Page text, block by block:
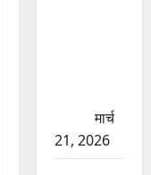
मार्च
21, 2026